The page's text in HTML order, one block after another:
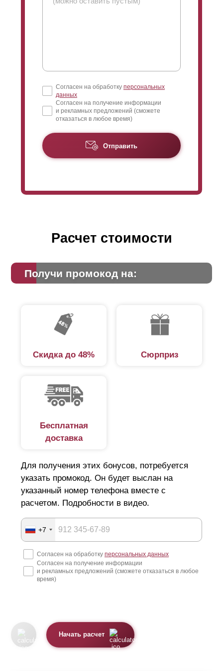
отрегулироватьпросматриваемость
забору, следует устанавливать
внахлест на
исключите обозрение верхнего этажа с улицы, даже
если прохожий наклонится достаточно низко
При длине секции более 1,5 метров с задней
стороны крепят усилители, чтобы
избежать
прогибания ламелей. Усилители крепят к
полкеламели
, которая обращена к изнаночной
функциональность забора, но кому-то видимость
внахлест. На фото, размещенном ниже, вы увидите,
Согласен на обработку персональных
данных
Согласен на получение информации
и рекламных предложений (сможете
отказаться в любое время)
Отправить
Расчет стоимости
Получи промокод на:
Скидка до 48% Сюрприз
Бесплатная
доставка
Для получения этих бонусов, потребуется
указать промокод. Он будет выслан на
указанный номер телефона вместе с
расчетом. Подробности в видео.
+7
Согласен на обработку персональных данных
Согласен на получение информации
и рекламных предложений (сможете отказаться в любое
время)
Начать расчет